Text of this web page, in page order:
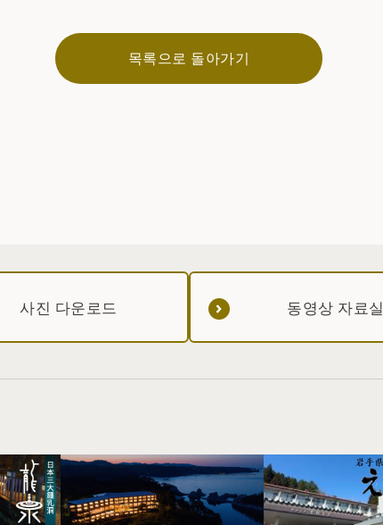
목록으로 돌아가기
사진 다운로드 동영상 자료실